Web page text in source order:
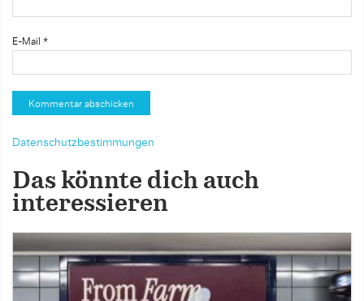
E-Mail *
Datenschutzbestimmungen
Das könnte dich auch
interessieren